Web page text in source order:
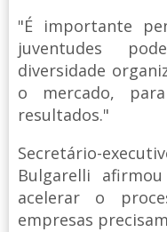
"É importante
juventudes
diversidade
o mercado,
resultados."
Secretário-
Bulgarelli
acelerar o
empresas